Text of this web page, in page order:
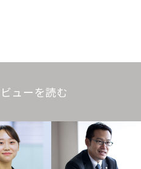
ューを読む